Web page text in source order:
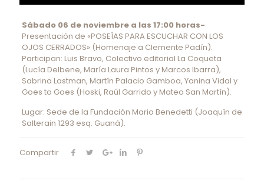
Sábado 06 de noviembre a las 17:00 horas-
Presentación de «POSEÍAS PARA ESCUCHAR CON LOS
OJOS CERRADOS» (Homenaje a Clemente Padín).
Participan: Luis Bravo, Colectivo editorial La Coqueta
(Lucía Delbene, María Laura Pintos y Marcos Ibarra),
Sabrina Lastman, Martín Palacio Gamboa, Yanina Vidal y
Goes to Goes (Hoski, Raúl Garrido y Mateo San Martín).
Lugar: Sede de la Fundación Mario Benedetti (Joaquín de
Salterain 1293 esq. Guaná).
Compartir